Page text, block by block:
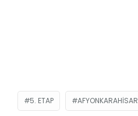
5. ETAP AFYONKARAHISAR